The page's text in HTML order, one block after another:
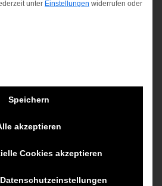
unter Einstellungen widerrufen oder
Gruppen, für die eine
Speichern
akzeptieren
Cookies akzeptieren